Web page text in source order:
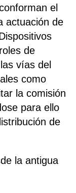
el
actuación de
de
vías del
como
la comisión
para ello
de
la antigua